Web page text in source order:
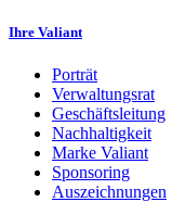
Ihre Valiant
Porträt
Verwaltungsrat
Geschäftsleitung
Nachhaltigkeit
Marke Valiant
Sponsoring
Auszeichnungen